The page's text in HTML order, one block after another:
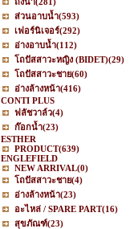
ส่วนอาบน้ำ(593)
เฟอร์นิเจอร์(292)
อ่างอาบน้ำ(112)
โถปัสสาวะหญิง (BIDET)(29)
โถปัสสาวะชาย(60)
อ่างล้างหน้า(416)
CONTI PLUS
ฟลัชวาล์ว(4)
ก๊อกน้ำ(23)
ESTHER
PRODUCT(639)
ENGLEFIELD
NEW ARRIVAL(0)
โถปัสสาวะชาย(4)
อ่างล้างหน้า(23)
อะไหล่ / SPARE PART(16)
สุขภัณฑ์(23)